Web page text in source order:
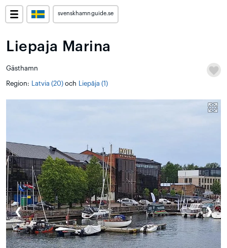
svenskhamnguide.se
Liepaja Marina
Gästhamn
Region: Latvia (20) och Liepāja (1)
❮ ❯